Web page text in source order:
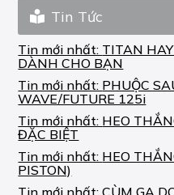
Tin Tức
Tin mới nhất: TITAN
DÀNH CHO BẠN
Tin mới nhất: PHUỘC
WAVE/FUTURE 125i
Tin mới nhất: HEO
ĐẶC BIỆT
Tin mới nhất: HEO
PISTON)